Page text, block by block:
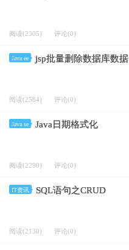
阅读(2305) 评论(0)
Java ee jsp批量删除数据库数据
阅读(2584) 评论(0)
Java se Java日期格式化
阅读(2290) 评论(0)
IT资讯 SQL语句之CRUD
阅读(2130) 评论(0)